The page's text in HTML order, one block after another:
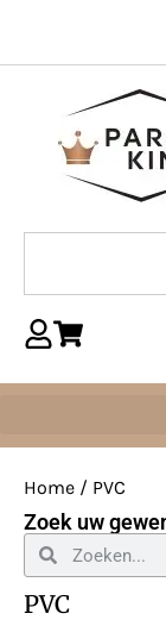
Home / PVC
Zoek uw
PVC